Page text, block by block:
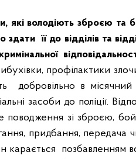
володіють зброєю та
її до відділів та
профілактики
добровільно в
засоби до поліції.
поводження зі зброєю,
придбання, передача
карається позбавленням